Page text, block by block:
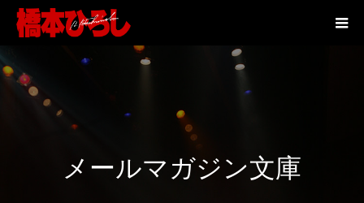
メールマガジン文庫